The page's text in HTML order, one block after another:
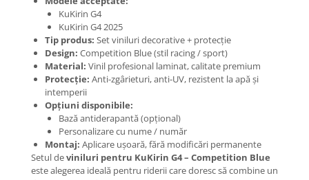
Motoare
Cabluri motoare
Senzori Hall
Controlere & Conversoare DC/DC
Încărcătoare
Prize de încărcare
Cabluri pentru baterii
Componente baterii
KuKirin G4
KuKirin G4 2025
Tip produs: Set viniluri decorative + protecție
Design: Competition Blue (stil racing / sport)
Material: Vinil profesional laminat, calitate premium
Protecție: Anti-zgârieturi, anti-UV, rezistent la apă și
intemperii
Opțiuni disponibile:
Bază antiderapantă (opțional)
Personalizare cu nume / număr
Montaj: Aplicare ușoară, fără modificări permanente
Setul deviniluri pentru KuKirin G4 – Competition Blue
este alegerea ideală pentru riderii care doresc să combine un